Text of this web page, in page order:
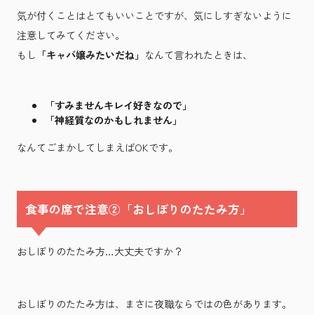
気が付くことはとてもいいことですが、気にしすぎないように
注意してみてください。
もし 「キャバ嬢みたいだね」 なんて言われたときは、
「すみませんキレイ好きなので」
「神経質なのかもしれません」
なんてごまかしてしまえばOKです。
食事の席で注意②「おしぼりのたたみ方」
おしぼりのたたみ方…大丈夫ですか？
おしぼりのたたみ方は、まさに夜職ならではの色があります。